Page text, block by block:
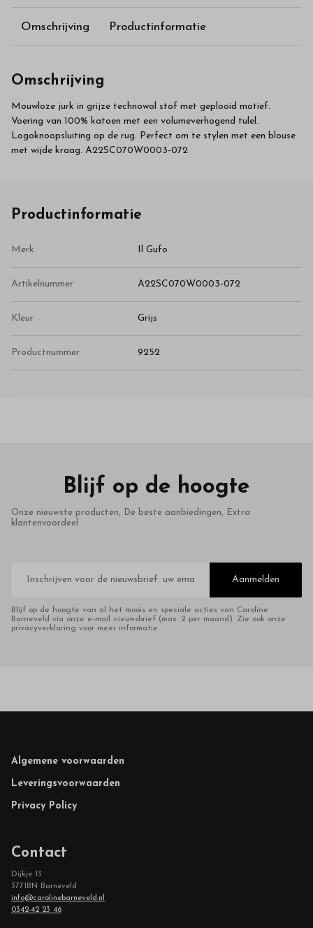
Omschrijving Productinformatie
Omschrijving
Mouwloze jurk in grijze technowol stof met geplooid motief.
Voering van 100% katoen met een volumeverhogend tulel.
Logoknoopsluiting op de rug. Perfect om te stylen met een blouse
met wijde kraag. A22SC070W0003-072
Productinformatie
Merk Il Gufo
Artikelnummer A22SC070W0003-072
Kleur Grijs
Productnummer 9252
Blijf op de hoogte
Onze nieuwste producten, De beste aanbiedingen, Extra
klantenvoordeel
mailadres
Aanmelden
Blijf op de hoogte van al het moois en speciale acties van Caroline
Barneveld via onze e-mail nieuwsbrief (max. 2 per maand). Zie ook onze
privacyverklaring voor meer informatie.
Footer
Algemene voorwaarden
Leveringsvoorwaarden
Privacy Policy
Contact
Dijkje 13
3771BN Barneveld
info@carolinebarneveld.nl
0342-42 23 46